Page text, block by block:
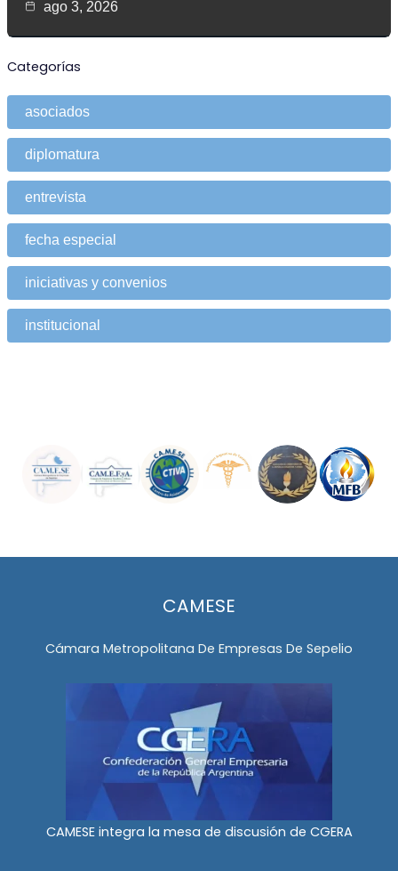
ago 3, 2026
Categorías
asociados
diplomatura
entrevista
fecha especial
iniciativas y convenios
institucional
CAMESE
Cámara Metropolitana De Empresas De Sepelio
CAMESE integra la mesa de discusión de CGERA